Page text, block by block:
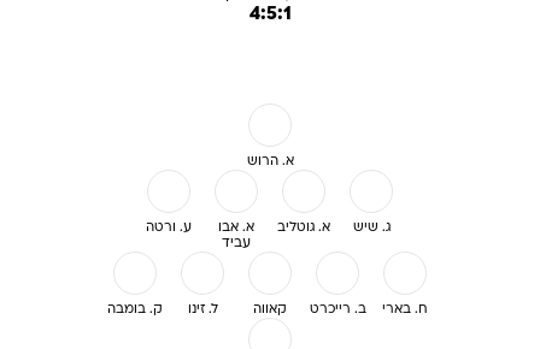
4:5:1
א. הרוש
ע. ורטה
א. אבו
עביד
א. גוטליב ג. שיש
ק. בומבה ל. זינו קאווה ב. רייכרט ח. בארי